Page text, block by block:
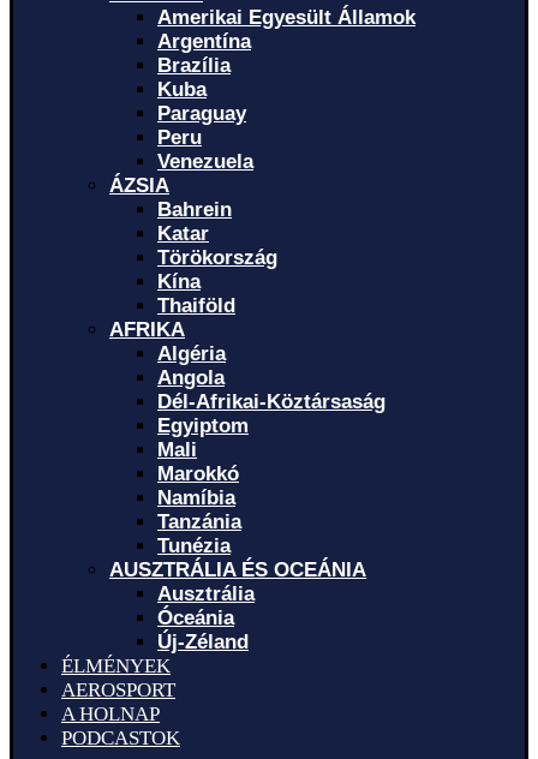
Amerikai Egyesült Államok
Argentína
Brazília
Kuba
Paraguay
Peru
Venezuela
ÁZSIA
Bahrein
Katar
Törökország
Kína
Thaiföld
AFRIKA
Algéria
Angola
Dél-Afrikai-Köztársaság
Egyiptom
Mali
Marokkó
Namíbia
Tanzánia
Tunézia
AUSZTRÁLIA ÉS OCEÁNIA
Ausztrália
Óceánia
Új-Zéland
ÉLMÉNYEK
AEROSPORT
A HOLNAP
PODCASTOK